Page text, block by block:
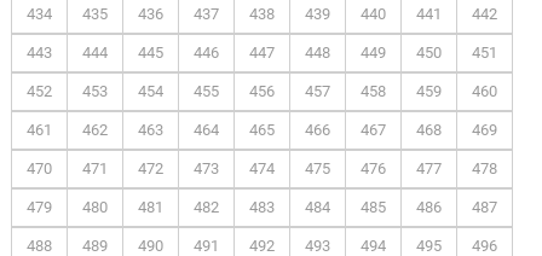
434 435 436 437 438 439 440 441 442
443 444 445 446 447 448 449 450 451
452 453 454 455 456 457 458 459 460
461 462 463 464 465 466 467 468 469
470 471 472 473 474 475 476 477 478
479 480 481 482 483 484 485 486 487
488 489 490 491 492 493 494 495 496